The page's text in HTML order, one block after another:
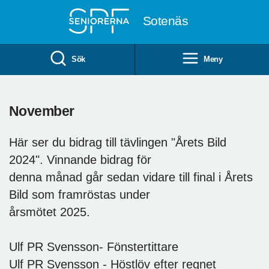
Sotenäs
Sök Meny
November
Här ser du bidrag till tävlingen "Årets Bild
2024". Vinnande bidrag för
denna månad går sedan vidare till final i Årets
Bild som framröstas under
årsmötet 2025.
Ulf PR Svensson- Fönstertittare
Ulf PR Svensson - Höstlöv efter regnet